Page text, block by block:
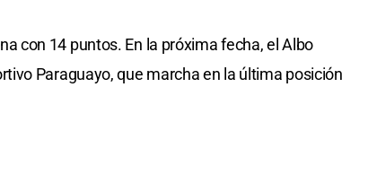
con 14 puntos. En la próxima fecha, el Albo
Paraguayo, que marcha en la última posición